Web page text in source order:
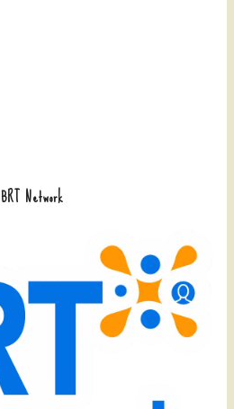
BRT Network